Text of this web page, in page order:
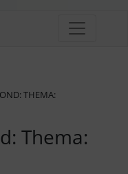
THEMA:
Thema: